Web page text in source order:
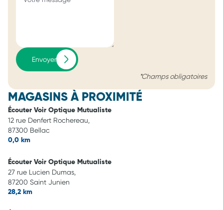
Envoyer
*Champs obligatoires
MAGASINS À PROXIMITÉ
Écouter Voir Optique Mutualiste
12 rue Denfert Rochereau,
87300 Bellac
0,0 km
Écouter Voir Optique Mutualiste
27 rue Lucien Dumas,
87200 Saint Junien
28,2 km